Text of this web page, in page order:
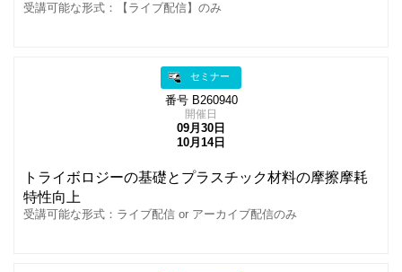
受講可能な形式：【ライブ配信】のみ
セミナー
番号 B260940
開催日
09月30日
10月14日
トライボロジーの基礎とプラスチック材料の摩擦摩耗
特性向上
受講可能な形式：ライブ配信 or アーカイブ配信のみ